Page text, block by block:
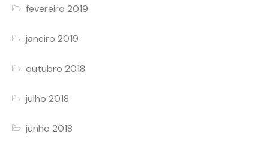
fevereiro 2019
janeiro 2019
outubro 2018
julho 2018
junho 2018